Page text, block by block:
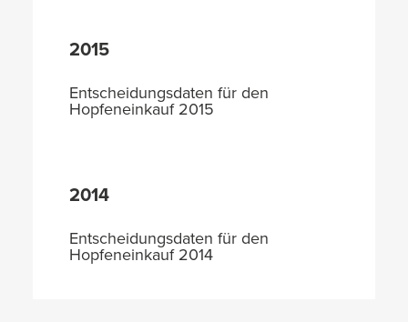
2015
Entscheidungsdaten für den
Hopfeneinkauf 2015
2014
Entscheidungsdaten für den
Hopfeneinkauf 2014